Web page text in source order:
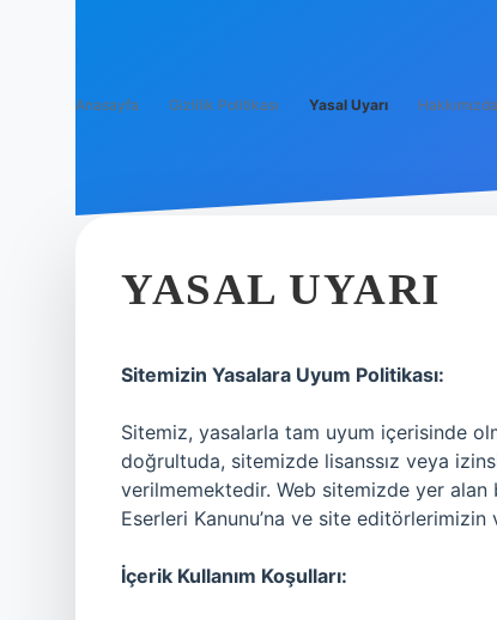
Anasayfa Gizlilik Politikası Yasal Uyarı Hakkımızda
YASAL UYARI
Sitemizin Yasalara Uyum Politikası:
Sitemiz, yasalarla tam uyum içerisinde
doğrultuda, sitemizde lisanssız veya
verilmemektedir. Web sitemizde yer alan
Eserleri Kanunu’na ve site editörlerimizin
İçerik Kullanım Koşulları: